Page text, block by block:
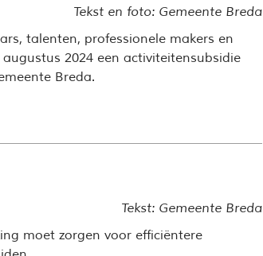
Tekst en foto: Gemeente Breda
talenten, professionele makers en
2024 een activiteitensubsidie
Breda.
Tekst: Gemeente Breda
moet zorgen voor efficiëntere